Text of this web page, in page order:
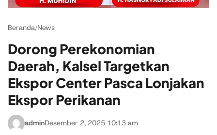
Beranda/News
Dorong Perekonomian
Daerah, Kalsel Targetkan
Ekspor Center Pasca Lonjakan
Ekspor Perikanan
adminDesember 2, 2025 10:13 am